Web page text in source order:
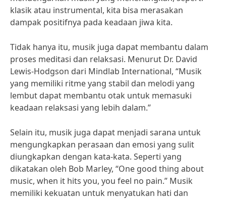
klasik atau instrumental, kita bisa merasakan
dampak positifnya pada keadaan jiwa kita.
Tidak hanya itu, musik juga dapat membantu dalam
proses meditasi dan relaksasi. Menurut Dr. David
Lewis-Hodgson dari Mindlab International, “Musik
yang memiliki ritme yang stabil dan melodi yang
lembut dapat membantu otak untuk memasuki
keadaan relaksasi yang lebih dalam.”
Selain itu, musik juga dapat menjadi sarana untuk
mengungkapkan perasaan dan emosi yang sulit
diungkapkan dengan kata-kata. Seperti yang
dikatakan oleh Bob Marley, “One good thing about
music, when it hits you, you feel no pain.” Musik
memiliki kekuatan untuk menyatukan hati dan